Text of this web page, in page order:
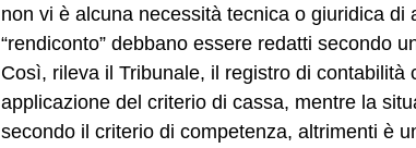
non vi è alcuna necessità tecnica o giuridica di
“rendiconto” debbano essere redatti secondo
Così, rileva il Tribunale, il registro di contabilità
applicazione del criterio di cassa, mentre la
secondo il criterio di competenza, altrimenti è